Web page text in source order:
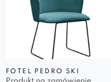
FOTEL PEDRO SKI